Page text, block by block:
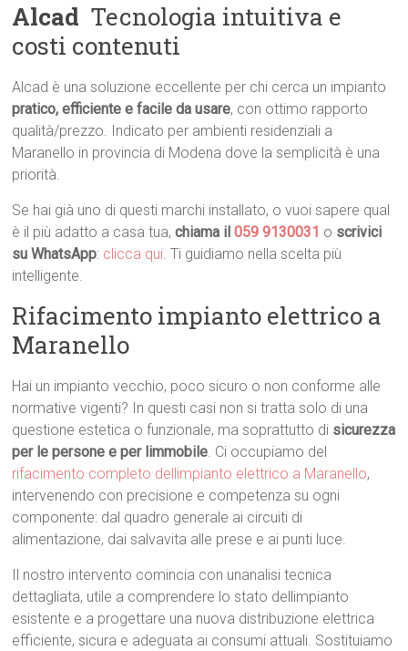
Alcad  Tecnologia intuitiva e
costi contenuti
Alcad è una soluzione eccellente per chi cerca un impianto
pratico, efficiente e facile da usare, con ottimo rapporto
qualità/prezzo. Indicato per ambienti residenziali a
Maranello in provincia di Modena dove la semplicità è una
priorità.
Se hai già uno di questi marchi installato, o vuoi sapere qual
è il più adatto a casa tua,chiama il059 9130031 o scrivici
su WhatsApp: clicca qui. Ti guidiamo nella scelta più
intelligente.
Rifacimento impianto elettrico a
Maranello
Hai un impianto vecchio, poco sicuro o non conforme alle
normative vigenti? In questi casi non si tratta solo di una
questione estetica o funzionale, ma soprattutto di sicurezza
per le persone e per limmobile. Ci occupiamo del
rifacimento completo dellimpianto elettrico a Maranello,
intervenendo con precisione e competenza su ogni
componente: dal quadro generale ai circuiti di
alimentazione, dai salvavita alle prese e ai punti luce.
Il nostro intervento comincia con unanalisi tecnica
dettagliata, utile a comprendere lo stato dellimpianto
esistente e a progettare una nuova distribuzione elettrica
efficiente, sicura e adeguata ai consumi attuali. Sostituiamo